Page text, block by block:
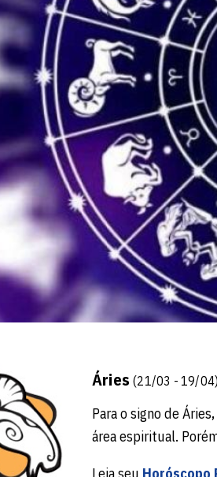
Áries(21/03 - 19/04)
Para o signo de
área espiritual.